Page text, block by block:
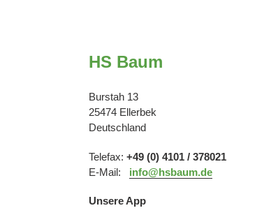
HS Baum
Burstah 13
25474 Ellerbek
Deutschland
Telefax: +49 (0) 4101 / 378021
E-Mail: info@hsbaum.de
Unsere App